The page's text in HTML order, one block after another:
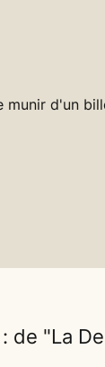
munir d'un
de "La